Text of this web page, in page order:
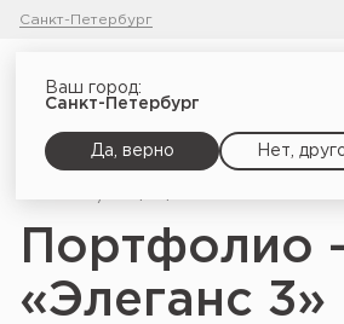
Санкт-Петербург
Ваш город:
Санкт-Петербург
Да, верно Нет,
Портфолио
«Элеганс 3»